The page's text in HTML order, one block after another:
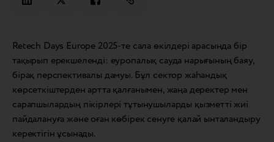
Retech Days Europe 2025-те сала өкілдері арасында бір
тақырып ерекшеленді: еуропалық сауда нарығының баяу,
бірақ перспективалы дамуы. Бұл сектор жаһандық
көрсеткіштерден артта қалғанымен, жаңа деректер мен
сарапшылардың пікірлері тұтынушыларды қызметті жиі
пайдалануға және оған көбірек сенуге қалай ынталандыру
керектігін ұсынады.